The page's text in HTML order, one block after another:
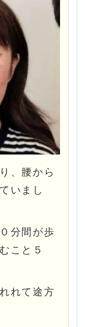
、腰から
いまし
分間が歩
こと５
れて途方